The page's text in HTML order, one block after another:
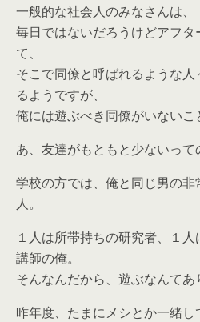
一般的な社会人のみなさんは、
毎日ではないだろうけどアフ
て、
そこで同僚と呼ばれるような
るようですが、
俺には遊ぶべき同僚がいないこ
あ、友達がもともと少ないって
学校の方では、俺と同じ男の非
人。
１人は所帯持ちの研究者、１
講師の俺。
そんなんだから、遊ぶなんてあ
昨年度、たまにメシとか一緒